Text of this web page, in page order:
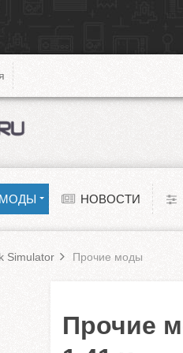
Truck Simulator
МОДЫ
Chimera Squad
2077
Playground
НОВОСТИ
Simulator Прочие моды
Прочие